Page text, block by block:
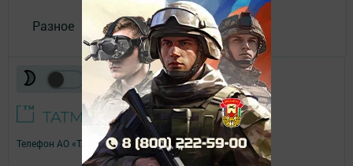
Разное
Телефон АО «ТАТМЕДИА»:(843) 222 09 84